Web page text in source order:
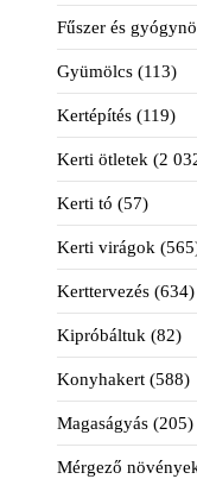
Fűszer és
Gyümölcs (113)
Kertépítés (119)
Kerti ötletek (2
Kerti tó (57)
Kerti virágok
Kerttervezés (634)
Kipróbáltuk (82)
Konyhakert (588)
Magaságyás (205)
Mérgező